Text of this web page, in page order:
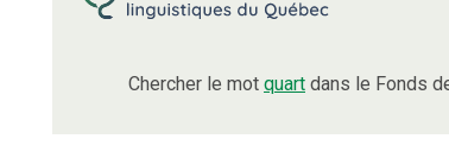
Chercher le mot quart dans le Fonds